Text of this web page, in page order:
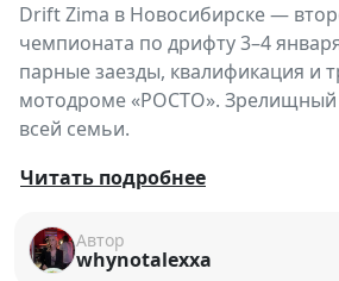
Drift Zima в Новосибирске —
чемпионата по дрифту 3–4
парные заезды, квалификация и
мотодроме «РОСТО». Зрелищный
всей семьи.
🏎️❄ Drift Zima —
чемпионата по дрифту
Адреналин новогодних
Читать подробнее
Автор
whynotalexxa